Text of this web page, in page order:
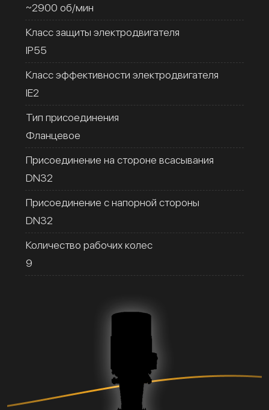
~2900 об/мин
Класс защиты электродвигателя
IP55
Класс эффективности электродвигателя
IE2
Тип присоединения
Фланцевое
Присоединение на стороне всасывания
DN32
Присоединение с напорной стороны
DN32
Количество рабочих колес
9